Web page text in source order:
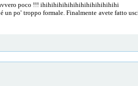
poco !!! ihihihihihihihihihihihihihihi
po' troppo formale. Finalmente avete fatto